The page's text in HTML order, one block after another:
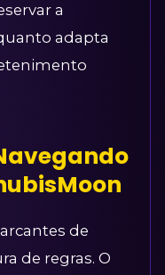
a
adapta
de
de regras. O